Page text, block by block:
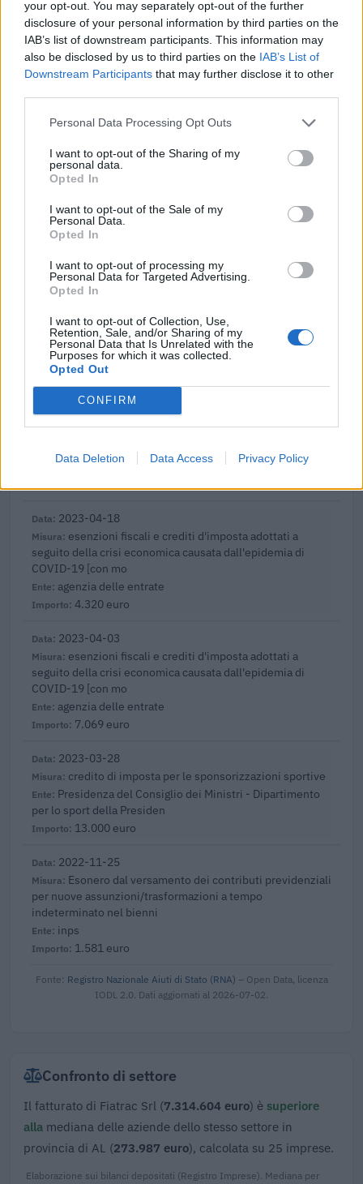
your opt-out. You may separately opt-out of the further
disclosure of your personal information by third parties on the
IAB’s list of downstream participants. This information may
also be disclosed by us to third parties on the IAB’s List of
Downstream Participants that may further disclose it to other
Personal Data Processing Opt Outs
I want to opt-out of the Sharing of my
personal data.
Opted In
I want to opt-out of the Sale of my
Personal Data.
Opted In
I want to opt-out of processing my
Personal Data for Targeted Advertising.
Opted In
I want to opt-out of Collection, Use,
Retention, Sale, and/or Sharing of my
Personal Data that Is Unrelated with the
Purposes for which it was collected.
Opted Out
CONFIRM
Data Deletion Data Access Privacy Policy
1.255 euro
2025-03-21
Esonero dal versamento dei contributi previdenziali
per nuove assunzioni/trasformazioni a tempo
13.783 euro
2025-01-28
Esonero dal versamento dei contributi previdenziali
indeterminato nel bienni
inps
14.627 euro
2024-12-30
CREDITO DI IMPOSTA PER LE SPONSORIZZAZIONI
Presidenza del Consiglio dei Ministri - Dipartimento
per lo sport della Presiden
15.000 euro
2024-10-29
Credito d'imposta sugli investimenti pubblicitari
incrementali su quotidiani, periodici e sulle emittenti
Agenzia delle Entrate
2023-04-18
esenzioni fiscali e crediti d'imposta adottati a
seguito della crisi economica causata dall'epidemia di
COVID-19 [con mo
agenzia delle entrate
4.320 euro
2023-04-03
esenzioni fiscali e crediti d'imposta adottati a
seguito della crisi economica causata dall'epidemia di
COVID-19 [con mo
agenzia delle entrate
7.069 euro
2023-03-28
credito di imposta per le sponsorizzazioni sportive
Presidenza del Consiglio dei Ministri - Dipartimento
per lo sport della Presiden
13.000 euro
2022-11-25
Esonero dal versamento dei contributi previdenziali
per nuove assunzioni/trasformazioni a tempo
indeterminato nel bienni
inps
1.581 euro
Fonte: Registro Nazionale Aiuti di Stato (RNA) – Open Data, licenza
IODL 2.0. Dati aggiornati al 2026-07-02.
Confronto di settore
Il fatturato di Fiatrac Srl (7.314.604 euro) è superiore
alla mediana delle aziende dello stesso settore in
provincia di AL (273.987 euro), calcolata su 25 imprese.
Elaborazione sui bilanci depositati (Registro Imprese). Mediana per